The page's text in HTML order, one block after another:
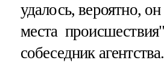
удалось, вероятно,
места
собеседник агентства.